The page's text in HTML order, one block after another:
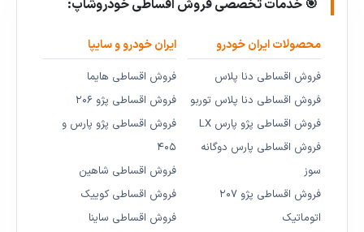
🎯 خدمات تخصصی فروش اقساطی خودروشاپ:
محصولات ایران خودرو
فروش اقساطی دنا پلاس
فروش اقساطی دنا پلاس توربو
فروش اقساطی پژو پارس LX
فروش اقساطی پارس دوگانه
سوز
فروش اقساطی پژو ۲۰۷
اتوماتیک
ایران خودرو و سایپا
فروش اقساطی هایما
فروش اقساطی پژو ۲۰۶
فروش اقساطی پژو پارس و
۴۰۵
فروش اقساطی شاهین
فروش اقساطی کوییک
فروش اقساطی ساینا